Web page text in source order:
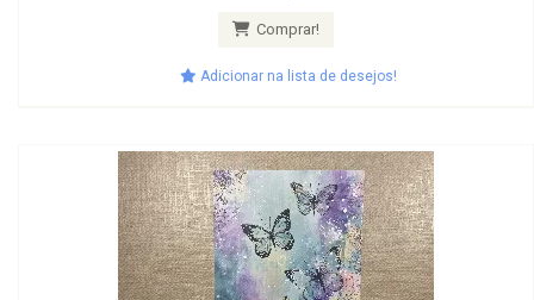
Comprar!
Adicionar na lista de desejos!